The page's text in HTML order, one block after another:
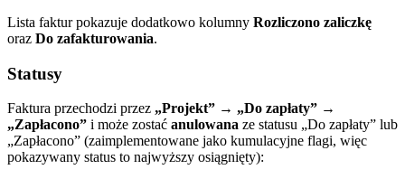
Lista faktur pokazuje dodatkowo kolumny Rozliczono zaliczkę
oraz Do zafakturowania.
Statusy
Faktura przechodzi przez „Projekt” → „Do zapłaty” →
„Zapłacono” i może zostać anulowana ze statusu „Do zapłaty” lub
„Zapłacono” (zaimplementowane jako kumulacyjne flagi, więc
pokazywany status to najwyższy osiągnięty):